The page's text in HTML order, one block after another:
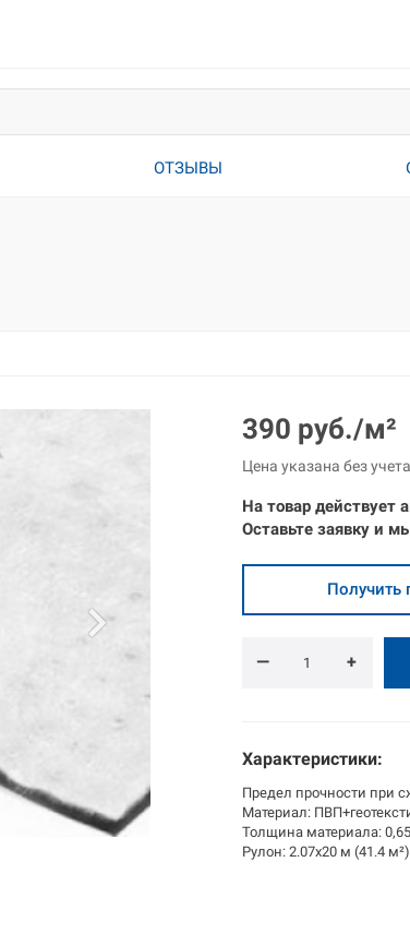
ОТЗЫВЫ
390 руб./м²
Цена указана без
На товар действует
Оставьте заявку и
Получить
— +
Характеристики:
Предел прочности при
Материал:
Толщина материала:
Рулон: 2.07x20 м (41.4 м²)